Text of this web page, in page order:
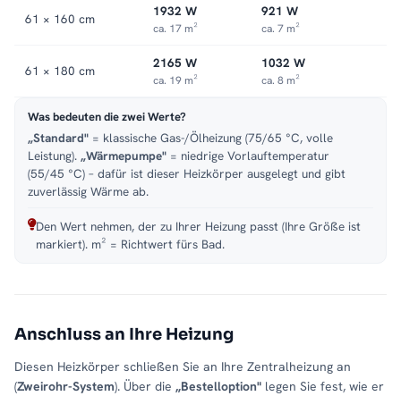
61 × 160 cm 1932 W
ca. 17 m²
921 W
ca. 7 m²
61 × 180 cm 2165 W
ca. 19 m²
1032 W
ca. 8 m²
Was bedeuten die zwei Werte?
„Standard" = klassische Gas-/Ölheizung (75/65 °C, volle
Leistung). „Wärmepumpe" = niedrige Vorlauftemperatur
(55/45 °C) – dafür ist dieser Heizkörper ausgelegt und gibt
zuverlässig Wärme ab.
Den Wert nehmen, der zu Ihrer Heizung passt (Ihre Größe ist
markiert). m² = Richtwert fürs Bad.
Anschluss an Ihre Heizung
Diesen Heizkörper schließen Sie an Ihre Zentralheizung an
(Zweirohr-System). Über die „Bestelloption" legen Sie fest, wie er